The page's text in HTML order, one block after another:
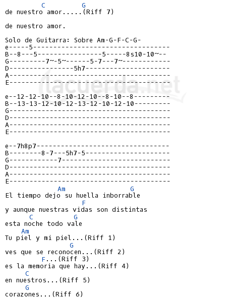
C
G
de nuestro amor.....(Riff 7)
de nuestro amor.
e-----5----------------------------------
B--8---5----------------5-----8s10-10~--
G---------7~-5~------5-7---7~------------
D----------------5h7---------------------
A----------------------------------------
E----------------------------------------
e--12-12-10--8-10-12-10--8-10--8---------
B--13-13-12-10-12-13-12-10-12-10---------
G----------------------------------------
D----------------------------------------
A----------------------------------------
E----------------------------------------
e--7h8p7---------------------------------
B--------8-7---5h7-5---------------------
G------------7---------------------------
D----------------------------------------
A----------------------------------------
E----------------------------------------
Am
G
El tiempo dejo su huella inborrable
F
y aunque nuestras vidas son distintas
C
G
esta noche todo vale
Am
Tu piel y mi piel...(Riff 1)
G
ves que se reconocen...(Riff 2)
F ...(Riff 3)
es la memoria que hay...(Riff 4)
C
en nuestros...(Riff 5)
G
corazones...(Riff 6)